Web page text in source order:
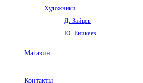
Художники
Д. Зайцев
Ю. Еникеев
Магазин
Контакты